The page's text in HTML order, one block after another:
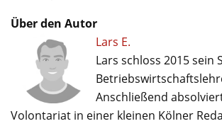
Über den Autor
Lars E.
Lars schloss 2015 sein
Anschließend
Volontariat in einer kleinen Kölner